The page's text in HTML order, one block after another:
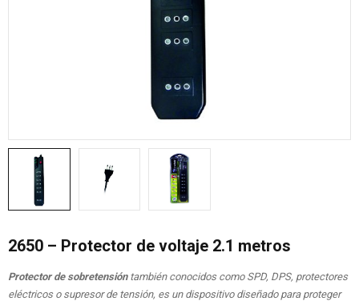
2650 – Protector de voltaje 2.1 metros
Protector de sobretensióntambién conocidos como SPD, DPS, protectores
eléctricos o supresor de tensión, es un dispositivo diseñado para proteger